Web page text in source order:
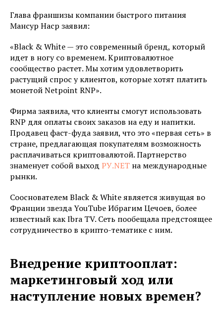
Глава франшизы компании быстрого питания
Мансур Наср заявил:
«Black & White — это современный бренд, который
идет в ногу со временем. Криптовалютное
сообщество растет. Мы хотим удовлетворить
растущий спрос у клиентов, которые хотят платить
монетой Netpoint RNP».
Фирма заявила, что клиенты смогут использовать
RNP для оплаты своих заказов на еду и напитки.
Продавец фаст-фуда заявил, что это «первая сеть» в
стране, предлагающая покупателям возможность
расплачиваться криптовалютой. Партнерство
знаменует собой выход РУ.NET на международные
рынки.
Сооснователем Black & White является живущая во
Франции звезда YouTube Ибрагим Цечоев, более
известный как Ibra TV. Сеть пообещала предстоящее
сотрудничество в крипто-тематике с ним.
Внедрение криптооплат:
маркетинговый ход или
наступление новых времен?